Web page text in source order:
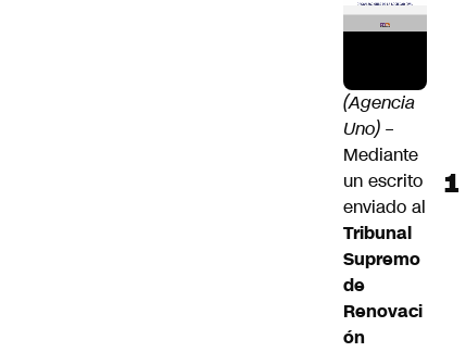
(Agencia
Uno) –
Mediante
un escrito
enviado al
Tribunal
Supremo
de
Renovaci
ón